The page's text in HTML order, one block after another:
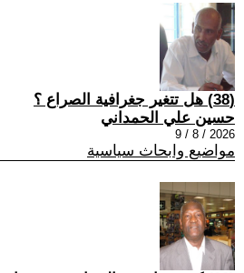
(38) هل تتغير جغرافية الصراع ؟
حسين علي الحمداني
2026 / 8 / 9
مواضيع وابحاث سياسية